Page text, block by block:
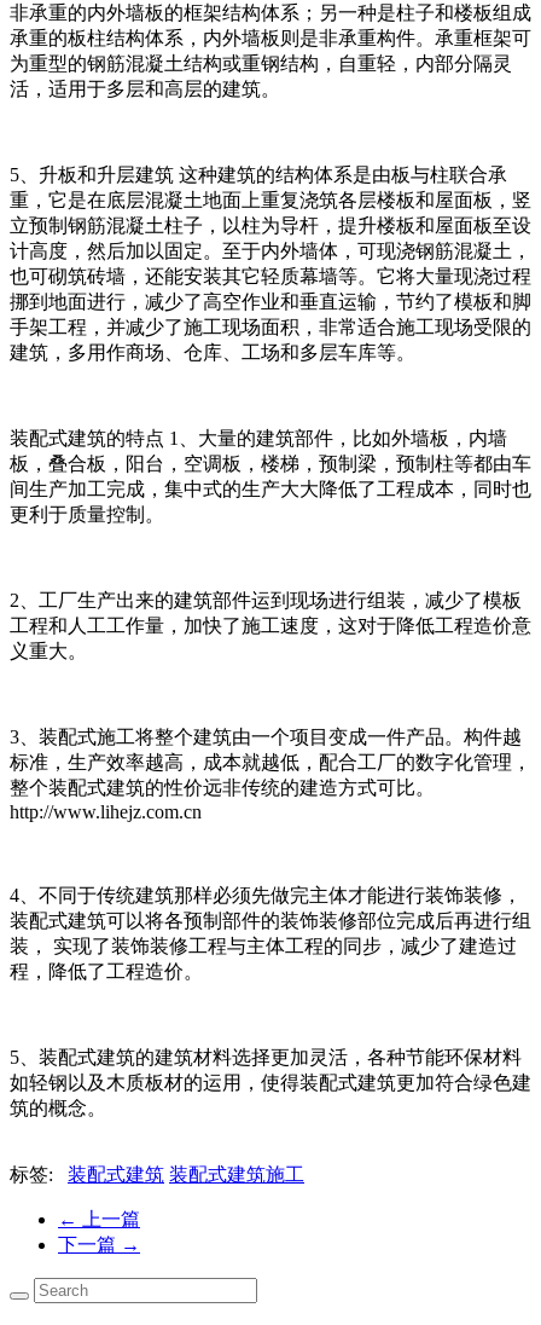
非承重的内外墙板的框架结构体系；另一种是柱子和楼板组成
承重的板柱结构体系，内外墙板则是非承重构件。承重框架可
为重型的钢筋混凝土结构或重钢结构，自重轻，内部分隔灵
活，适用于多层和高层的建筑。
5、升板和升层建筑 这种建筑的结构体系是由板与柱联合承
重，它是在底层混凝土地面上重复浇筑各层楼板和屋面板，竖
立预制钢筋混凝土柱子，以柱为导杆，提升楼板和屋面板至设
计高度，然后加以固定。至于内外墙体，可现浇钢筋混凝土，
也可砌筑砖墙，还能安装其它轻质幕墙等。它将大量现浇过程
挪到地面进行，减少了高空作业和垂直运输，节约了模板和脚
手架工程，并减少了施工现场面积，非常适合施工现场受限的
建筑，多用作商场、仓库、工场和多层车库等。
装配式建筑的特点 1、大量的建筑部件，比如外墙板，内墙
板，叠合板，阳台，空调板，楼梯，预制梁，预制柱等都由车
间生产加工完成，集中式的生产大大降低了工程成本，同时也
更利于质量控制。
2、工厂生产出来的建筑部件运到现场进行组装，减少了模板
工程和人工工作量，加快了施工速度，这对于降低工程造价意
义重大。
3、装配式施工将整个建筑由一个项目变成一件产品。构件越
标准，生产效率越高，成本就越低，配合工厂的数字化管理，
整个装配式建筑的性价远非传统的建造方式可比。
http://www.lihejz.com.cn
4、不同于传统建筑那样必须先做完主体才能进行装饰装修，
装配式建筑可以将各预制部件的装饰装修部位完成后再进行组
装， 实现了装饰装修工程与主体工程的同步，减少了建造过
程，降低了工程造价。
5、装配式建筑的建筑材料选择更加灵活，各种节能环保材料
如轻钢以及木质板材的运用，使得装配式建筑更加符合绿色建
筑的概念。
标签: 装配式建筑 装配式建筑施工
←
上一篇
下一篇 →